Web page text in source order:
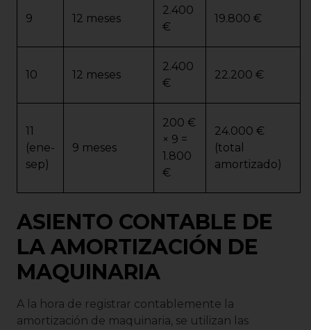
9 12 meses
2.400
€
19.800 €
10 12 meses
2.400
€
22.200 €
11
(ene-
sep)
9 meses
200 €
× 9 =
1.800
€
24.000 €
(total
amortizado)
ASIENTO CONTABLE DE
LA AMORTIZACIÓN DE
MAQUINARIA
A la hora de registrar contablemente la
amortización de maquinaria, se utilizan las